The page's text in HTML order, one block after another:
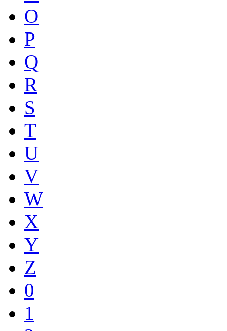
O
P
Q
R
S
T
U
V
W
X
Y
Z
0
1